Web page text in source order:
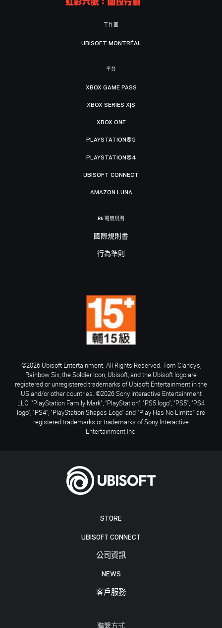
STORE
UBISOFT CONNECT
公司資訊
NEWS
客戶服務
聯繫方式
工作室
UBISOFT MONTRÉAL
平台
XBOX GAME PASS
XBOX SERIES X|S
XBOX ONE
PLAYSTATION®5
PLAYSTATION®4
UBISOFT CONNECT
AMAZON LUNA
R6 電競規則
國際規則書
行為準則
©2026 Ubisoft Entertainment. All Rights Reserved. Tom Clancy’s,
Rainbow Six, the Soldier Icon, Ubisoft, and the Ubisoft logo are
registered or unregistered trademarks of Ubisoft Entertainment in the
US and/or other countries. ©2026 Sony Interactive Entertainment
LLC. "PlayStation Family Mark", "PlayStation", "PS5 logo", "PS5", "PS4
logo", "PS4", "PlayStation Shapes Logo" and "Play Has No Limits" are
registered trademarks or trademarks of Sony Interactive
Entertainment Inc.